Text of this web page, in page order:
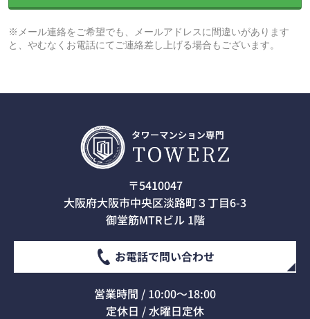
※メール連絡をご希望でも、メールアドレスに間違いがあります
と、やむなくお電話にてご連絡差し上げる場合もございます。
〒5410047
大阪府大阪市中央区淡路町３丁目6-3
御堂筋MTRビル 1階
お電話で問い合わせ
営業時間 / 10:00～18:00
定休日 / 水曜日定休